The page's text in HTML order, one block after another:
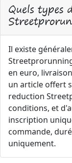
Quels types
Il existe
en euro,
un article offert
reduction
conditions, et
inscription
commande,
uniquement.